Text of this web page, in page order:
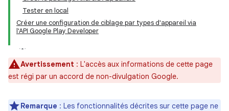
Tester en local
Créer une configuration de ciblage par types d'appareil via
l'API Google Play Developer
Avertissement : L'accès aux informations de cette page
est régi par un accord de non-divulgation Google.
Remarque : Les fonctionnalités décrites sur cette page ne